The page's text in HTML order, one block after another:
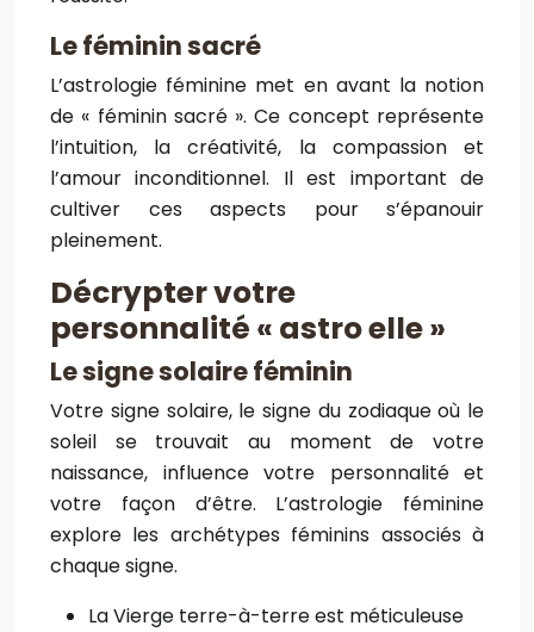
Le féminin sacré
L’astrologie féminine met en avant la notion
de « féminin sacré ». Ce concept représente
l’intuition, la créativité, la compassion et
l’amour inconditionnel. Il est important de
cultiver ces aspects pour s’épanouir
pleinement.
Décrypter votre
personnalité « astro elle »
Le signe solaire féminin
Votre signe solaire, le signe du zodiaque où le
soleil se trouvait au moment de votre
naissance, influence votre personnalité et
votre façon d’être. L’astrologie féminine
explore les archétypes féminins associés à
chaque signe.
La Vierge terre-à-terre est méticuleuse